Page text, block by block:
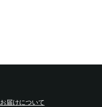
お届けについて